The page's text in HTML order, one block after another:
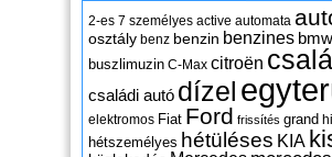
2-es 7 személyes active automata
osztály benz benzin benzines bmw
buszlimuzin C-Max citroën
családi autó dízel
elektromos Fiat Ford frissítés grand
hétszemélyes hétüléses KIA